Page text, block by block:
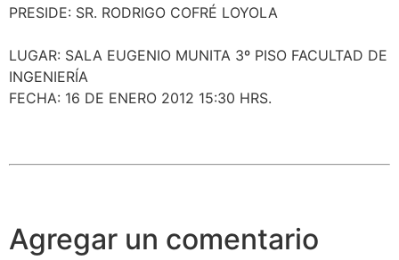
PRESIDE: SR. RODRIGO COFRÉ LOYOLA
LUGAR: SALA EUGENIO MUNITA 3º PISO FACULTAD DE
INGENIERÍA
FECHA: 16 DE ENERO 2012 15:30 HRS.
Agregar un comentario